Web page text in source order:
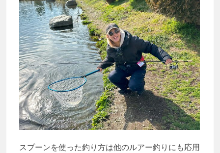
スプーンを使った釣り方は他のルアー釣りにも応用